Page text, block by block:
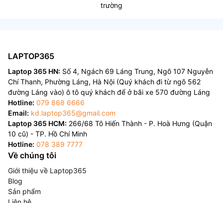
trường
LAPTOP365
Laptop 365 HN: Số 4, Ngách 69 Láng Trung, Ngõ 107 Nguyễn
Chí Thanh, Phường Láng, Hà Nội (Quý khách đi từ ngõ 562
đường Láng vào) ô tô quý khách để ở bãi xe 570 đường Láng
Hotline: 079 868 6666
Email: kd.laptop365@gmail.com
Laptop 365 HCM: 266/68 Tô Hiến Thành - P. Hoà Hưng (Quận
10 cũ) - TP. Hồ Chí Minh
Hotline: 078 389 7777
Về chúng tôi
Giới thiệu về Laptop365
Blog
Sản phẩm